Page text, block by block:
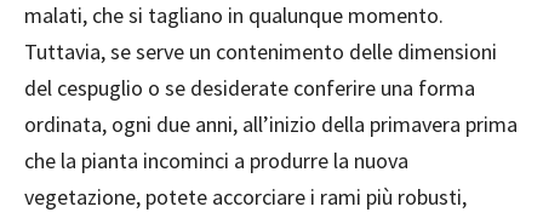
malati, che si tagliano in qualunque momento.
Tuttavia, se serve un contenimento delle dimensioni
del cespuglio o se desiderate conferire una forma
ordinata, ogni due anni, all’inizio della primavera prima
che la pianta incominci a produrre la nuova
vegetazione, potete accorciare i rami più robusti,